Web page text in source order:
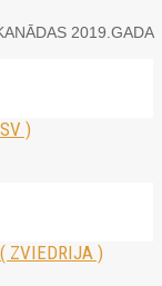
2019.GADA
)
ZVIEDRIJA )